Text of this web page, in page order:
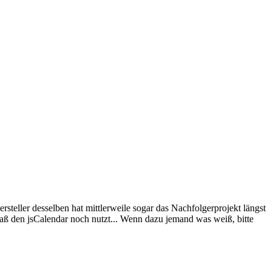
desselben hat mittlerweile sogar das Nachfolgerprojekt längst
den jsCalendar noch nutzt... Wenn dazu jemand was weiß, bitte